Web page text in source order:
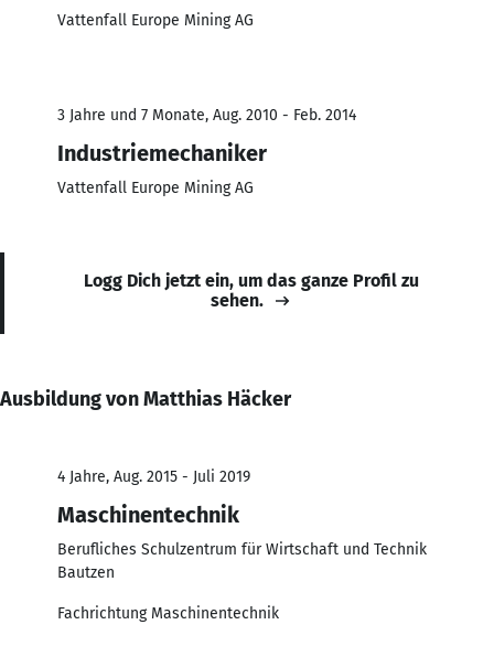
Vattenfall Europe Mining AG
3 Jahre und 7 Monate, Aug. 2010 - Feb. 2014
Industriemechaniker
Vattenfall Europe Mining AG
Logg Dich jetzt ein, um das ganze Profil zu
sehen.
Ausbildung von Matthias Häcker
4 Jahre, Aug. 2015 - Juli 2019
Maschinentechnik
Berufliches Schulzentrum für Wirtschaft und Technik
Bautzen
Fachrichtung Maschinentechnik